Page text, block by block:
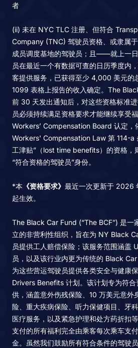
者
(ii) 未在 NYC TLC 注册、但符合
Company (TNC) 驾驶员资格、或隶属
成员调度基地的驾驶员；且——就上一
员在最近一个有数据可查的日历季度内
客提供服务，已获得至少 4,000 美元的
1099 表格上报告的收入确定。The
前 30 天发出通知后，对这些资格标准
员必须持续满足资格要求才能继续享受
Workers’ Compensation Board 认定，
Workers' Compensation Law 第 114-a
工津贴”（lost time benefits）的资格，
“符合资格的驾驶员”身份。
*本 《资格要求》 最近一次更新于 2026
起生效。
The Black Car Fund (“The BCF”) 是
立的非营利性组织，旨在为 NY Black
员提供工人赔偿保险；该服务范围涵盖
员，以及该行业内更为传统的 Black
为这些营运驾驶员提供各类安全与健康
Drivers Benefits 计划。该计划专为符合
供，涵盖意外伤残保险、10 万美元意外
险、重大疾病保险、听力保健项目、牙
医疗服务，以及紧急护理和处方药折扣
支付的所有福利完全由乘客每次乘车支
金。虽然我们鼓励所有符合条件的驾驶